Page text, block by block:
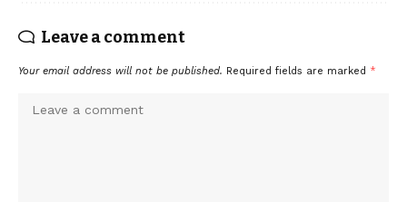
Leave a comment
Your email address will not be published. Required fields are marked *